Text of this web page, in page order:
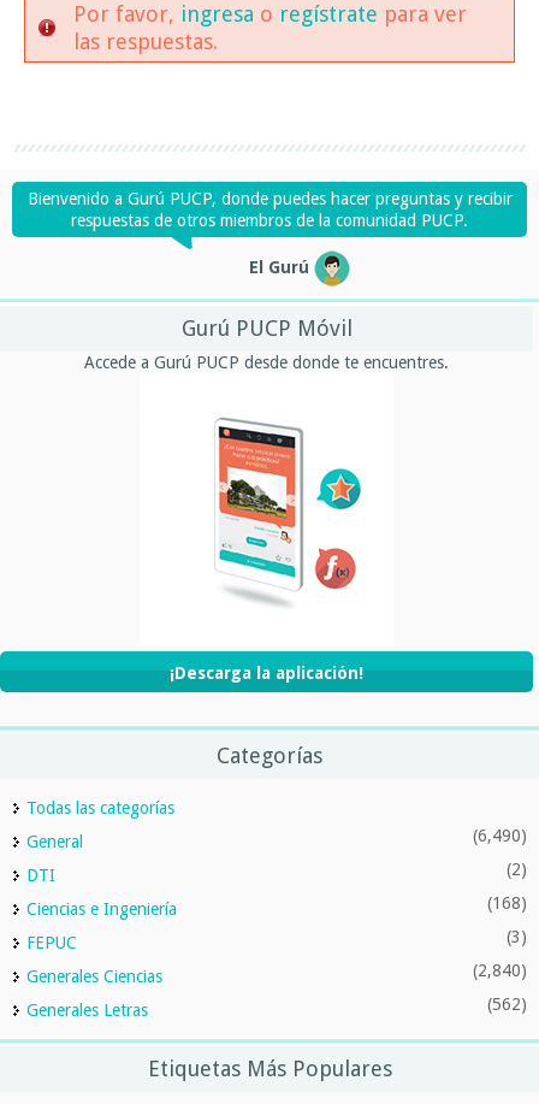
Por favor, ingresa o regístrate para ver
las respuestas.
Bienvenido a Gurú PUCP, donde puedes hacer preguntas y recibir
respuestas de otros miembros de la comunidad PUCP.
El Gurú
Gurú PUCP Móvil
Accede a Gurú PUCP desde donde te encuentres.
¡Descarga la aplicación!
Categorías
Todas las categorías
General
(6,490)
DTI (2)
Ciencias e Ingeniería (168)
FEPUC (3)
Generales Ciencias (2,840)
Generales Letras (562)
Etiquetas Más Populares